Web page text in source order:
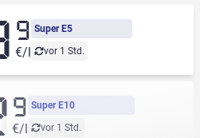
Super E5
vor 1 Std.
9
€/l
Super E10
vor 1 Std.
9
€/l